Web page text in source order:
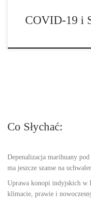
COVID-19 i
Co Słychać:
Depenalizacja marihuany
ma jeszcze szanse na
Uprawa konopi indyjskich w
klimacie, prawie i